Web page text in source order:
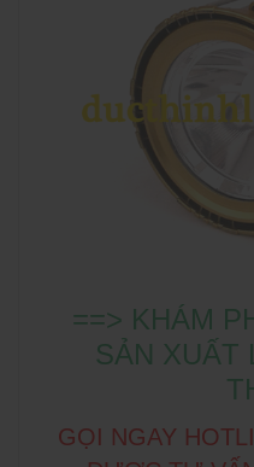
==> KHÁM
SẢN XUẤT
GỌI NGAY